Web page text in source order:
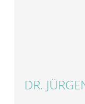
DR.